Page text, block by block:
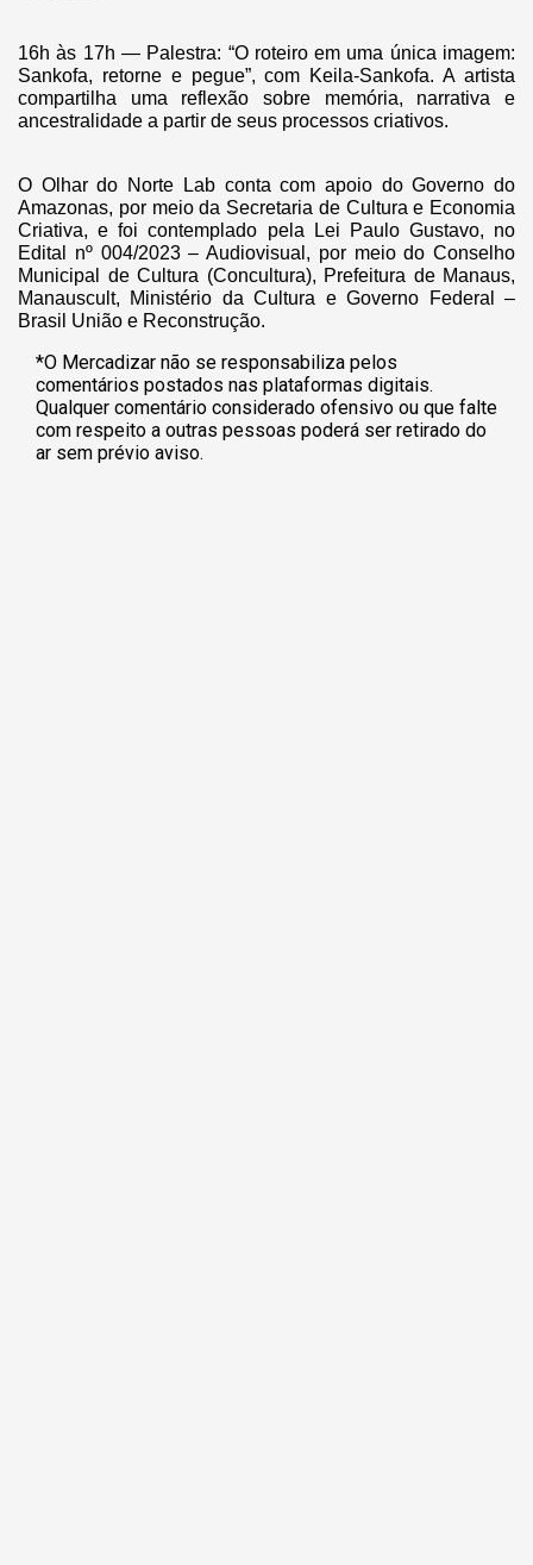
16h às 17h — Palestra: “O roteiro em uma única imagem:
Sankofa, retorne e pegue”, com Keila-Sankofa. A artista
compartilha uma reflexão sobre memória, narrativa e
ancestralidade a partir de seus processos criativos.
O Olhar do Norte Lab conta com apoio do Governo do
Amazonas, por meio da Secretaria de Cultura e Economia
Criativa, e foi contemplado pela Lei Paulo Gustavo, no
Edital nº 004/2023 – Audiovisual, por meio do Conselho
Municipal de Cultura (Concultura), Prefeitura de Manaus,
Manauscult, Ministério da Cultura e Governo Federal –
Brasil União e Reconstrução.
*O Mercadizar não se responsabiliza pelos
comentários postados nas plataformas digitais.
Qualquer comentário considerado ofensivo ou que falte
com respeito a outras pessoas poderá ser retirado do
ar sem prévio aviso.